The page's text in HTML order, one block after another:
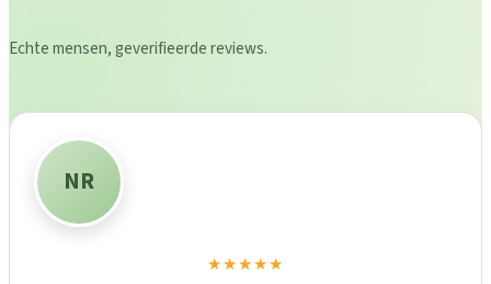
Echte mensen, geverifieerde reviews.
NR
★★★★★